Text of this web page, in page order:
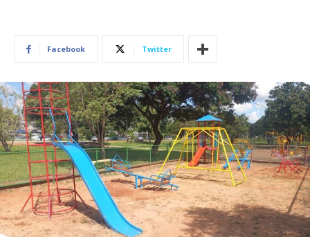
Facebook Twitter